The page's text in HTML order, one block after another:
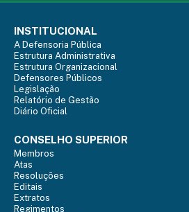
INSTITUCIONAL
A Defensoria Pública
Estrutura Administrativa
Estrutura Organizacional
Defensores Públicos
Legislação
Relatório de Gestão
Diário Oficial
CONSELHO SUPERIOR
Membros
Atas
Resoluções
Editais
Extratos
Regimentos